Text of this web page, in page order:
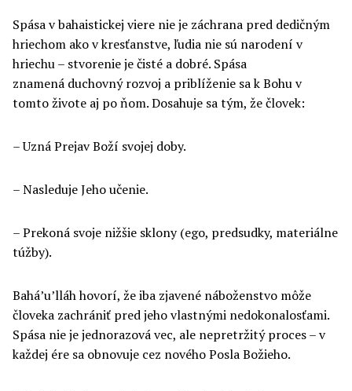
Spása v bahaistickej viere nie je záchrana pred dedičným
hriechom ako v kresťanstve, ľudia nie sú narodení v
hriechu – stvorenie je čisté a dobré. Spása
znamená duchovný rozvoj a priblíženie sa k Bohu v
tomto živote aj po ňom. Dosahuje sa tým, že človek:
– Uzná Prejav Boží svojej doby.
– Nasleduje Jeho učenie.
– Prekoná svoje nižšie sklony (ego, predsudky, materiálne
túžby).
Bahá’u’lláh hovorí, že iba zjavené náboženstvo môže
človeka zachrániť pred jeho vlastnými nedokonalosťami.
Spása nie je jednorazová vec, ale nepretržitý proces – v
každej ére sa obnovuje cez nového Posla Božieho.